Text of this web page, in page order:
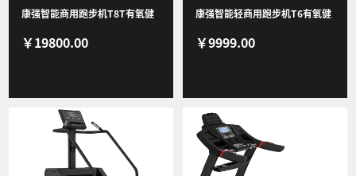
康强智能商用跑步机T8T有氧健
身训练家用健身房健身器材彩屏
￥19800.00
康强智能轻商用跑步机T6有氧健
身训练家用健身房健身器材LED
￥9999.00